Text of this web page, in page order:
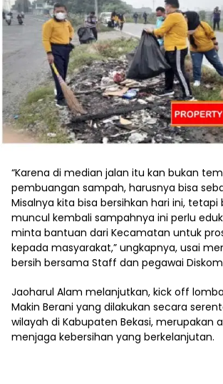
“Karena di median jalan itu kan bukan
pembuangan sampah, harusnya bisa
Misalnya kita bisa bersihkan hari ini, tetapi
muncul kembali sampahnya ini perlu
minta bantuan dari Kecamatan untuk
kepada masyarakat,” ungkapnya, usai
bersih bersama Staff dan pegawai
Jaoharul Alam melanjutkan, kick off
Makin Berani yang dilakukan secara
wilayah di Kabupaten Bekasi, merupakan
menjaga kebersihan yang berkelanjutan.